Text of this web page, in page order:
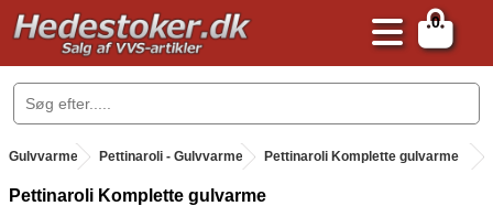
0
.
Gulvvarme . Pettinaroli - Gulvvarme . Pettinaroli Komplette gulvarme
Pettinaroli Komplette gulvarme